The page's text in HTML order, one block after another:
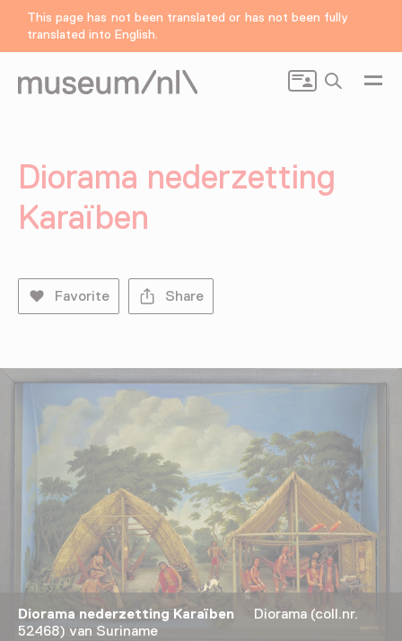
This page has not been translated or has not been fully
translated into English.
Search
Diorama nederzetting
Karaïben
Favorite Share
Diorama nederzetting Karaïben Diorama (coll.nr.
52468) van Suriname